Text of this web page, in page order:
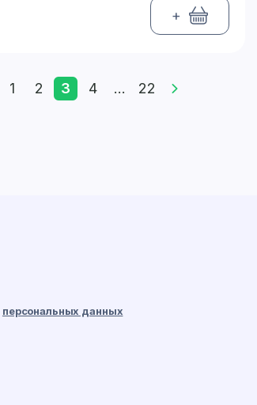
+
1 2 3 4 ... 22
персональных данных